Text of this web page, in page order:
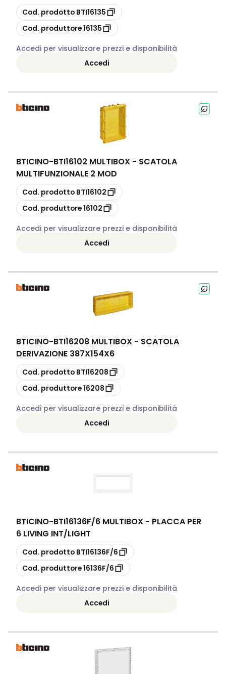
copia
Cod. prodotto BTI16135
copia
Cod. produttore16135
Accedi per visualizzare prezzi e disponibilità
Accedi
BTICINO-BTI16102 MULTIBOX - SCATOLA
MULTIFUNZIONALE 2 MOD
copia
Cod. prodotto BTI16102
copia
Cod. produttore16102
Accedi per visualizzare prezzi e disponibilità
Accedi
BTICINO-BTI16208 MULTIBOX - SCATOLA
DERIVAZIONE 387X154X6
copia
Cod. prodotto BTI16208
copia
Cod. produttore16208
Accedi per visualizzare prezzi e disponibilità
Accedi
BTICINO-BTI16136F/6 MULTIBOX - PLACCA PER
6 LIVING INT/LIGHT
copia
Cod. prodotto BTI16136F/6
copia
Cod. produttore16136F/6
Accedi per visualizzare prezzi e disponibilità
Accedi